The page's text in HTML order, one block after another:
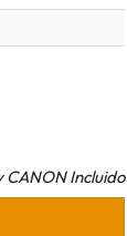
CANON Incluido